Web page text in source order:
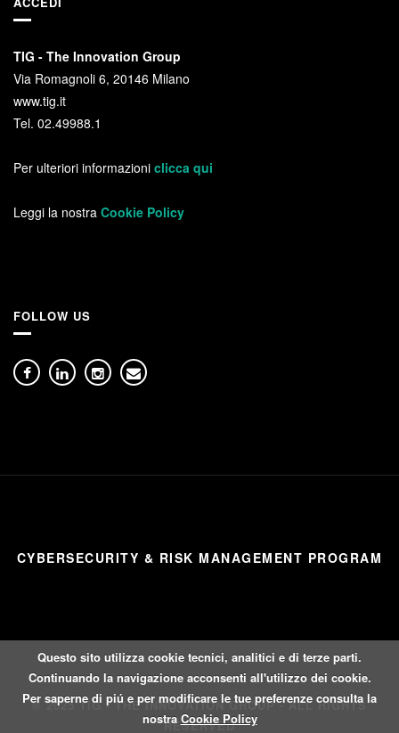
TIG - The Innovation Group
Via Romagnoli 6, 20146 Milano
www.tig.it
Tel. 02.49988.1
Per ulteriori informazioni clicca qui
Leggi la nostra Cookie Policy
FOLLOW US
CYBERSECURITY & RISK MANAGEMENT PROGRAM
© 2025 TIG - THE INNOVATION GROUP - ALL RIGHTS
RESERVED
Questo sito utilizza cookie tecnici, analitici e di terze parti.
Continuando la navigazione acconsenti all'utilizzo dei cookie.
Per saperne di piú e per modificare le tue preferenze consulta la
nostra Cookie Policy